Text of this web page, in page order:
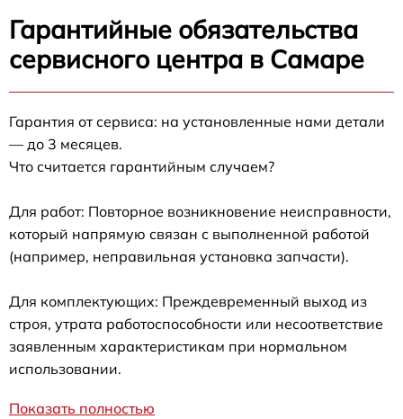
Гарантийные обязательства
сервисного центра в Самаре
Гарантия от сервиса: на установленные нами детали
— до 3 месяцев.
Что считается гарантийным случаем?
Для работ: Повторное возникновение неисправности,
который напрямую связан с выполненной работой
(например, неправильная установка запчасти).
Для комплектующих: Преждевременный выход из
строя, утрата работоспособности или несоответствие
заявленным характеристикам при нормальном
использовании.
Показать полностью